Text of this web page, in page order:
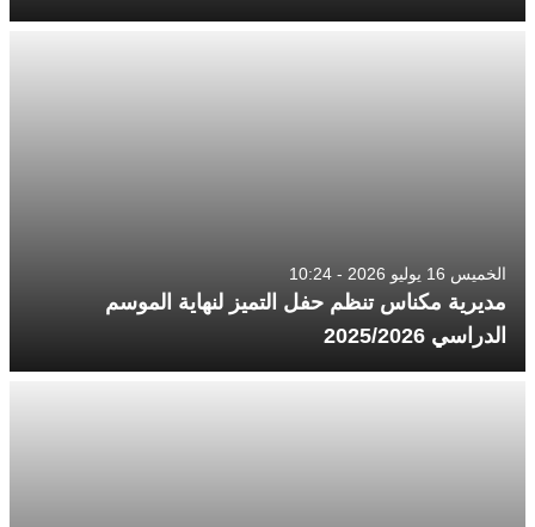
الخميس 16 يوليو 2026 - 10:24
مديرية مكناس تنظم حفل التميز لنهاية الموسم
الدراسي 2025/2026